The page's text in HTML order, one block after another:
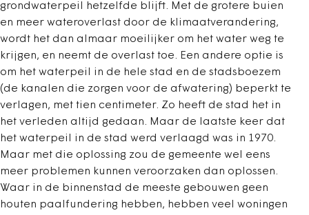
grondwaterpeil hetzelfde blijft. Met de grotere buien
en meer wateroverlast door de klimaatverandering,
wordt het dan almaar moeilijker om het water weg te
krijgen, en neemt de overlast toe. Een andere optie is
om het waterpeil in de hele stad en de stadsboezem
(de kanalen die zorgen voor de afwatering) beperkt te
verlagen, met tien centimeter. Zo heeft de stad het in
het verleden altijd gedaan. Maar de laatste keer dat
het waterpeil in de stad werd verlaagd was in 1970.
Maar met die oplossing zou de gemeente wel eens
meer problemen kunnen veroorzaken dan oplossen.
Waar in de binnenstad de meeste gebouwen geen
houten paalfundering hebben, hebben veel woningen